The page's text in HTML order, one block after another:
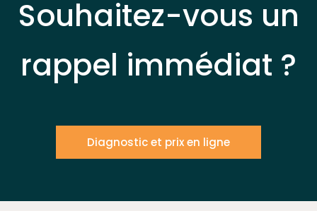
Souhaitez-vous un
rappel immédiat ?
Diagnostic et prix en ligne